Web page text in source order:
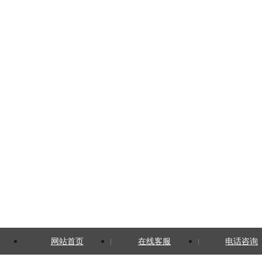
网站首页 在线客服 电话咨询